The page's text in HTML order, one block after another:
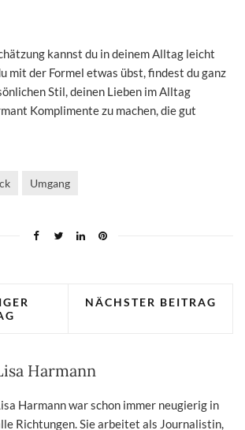
kannst du in deinem Alltag leicht
mit der Formel etwas übst, findest du ganz
Stil, deinen Lieben im Alltag
Komplimente zu machen, die gut
Umgang
NÄCHSTER BEITRAG
Harmann
Harmann war schon immer neugierig in
Richtungen. Sie arbeitet als Journalistin,